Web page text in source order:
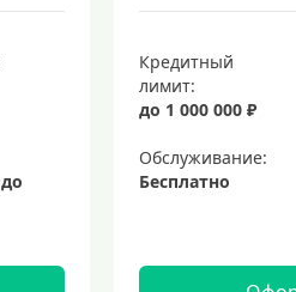
Кредитный
лимит:
до 1 000 000 ₽
Обслуживание:
Бесплатно